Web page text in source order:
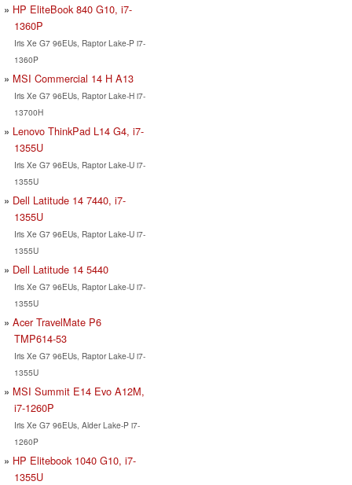
HP EliteBook 840 G10, i7-
1360P
Iris Xe G7 96EUs, Raptor Lake-P i7-
1360P
MSI Commercial 14 H A13
Iris Xe G7 96EUs, Raptor Lake-H i7-
13700H
Lenovo ThinkPad L14 G4, i7-
1355U
Iris Xe G7 96EUs, Raptor Lake-U i7-
1355U
Dell Latitude 14 7440, i7-
1355U
Iris Xe G7 96EUs, Raptor Lake-U i7-
1355U
Dell Latitude 14 5440
Iris Xe G7 96EUs, Raptor Lake-U i7-
1355U
Acer TravelMate P6
TMP614-53
Iris Xe G7 96EUs, Raptor Lake-U i7-
1355U
MSI Summit E14 Evo A12M,
i7-1260P
Iris Xe G7 96EUs, Alder Lake-P i7-
1260P
HP Elitebook 1040 G10, i7-
1355U